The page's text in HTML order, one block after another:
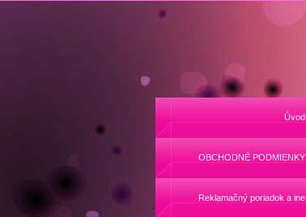
Úvod
OBCHODNÉ PODMIENKY
Reklamačný poriadok a ine